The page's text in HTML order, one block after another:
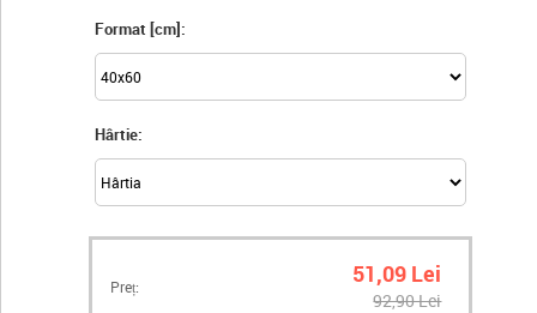
Format [cm]:
Hârtie:
Preț: 51,09 Lei
92,90 Lei